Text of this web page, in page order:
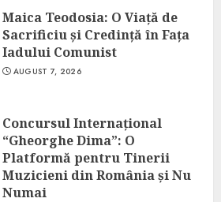
Maica Teodosia: O Viață de
Sacrificiu și Credință în Fața
Iadului Comunist
AUGUST 7, 2026
Concursul Internațional
“Gheorghe Dima”: O
Platformă pentru Tinerii
Muzicieni din România și Nu
Numai